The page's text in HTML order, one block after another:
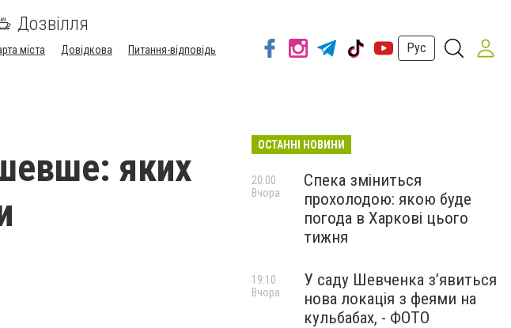
Дозвілля
міста Довідкова
Питання-відповідь
Рус
яких
ОСТАННІ НОВИНИ
Спека зміниться
прохолодою: якою буде
погода в Харкові цього
тижня
20:00
Вчора
У саду Шевченка з’явиться
нова локація з феями на
кульбабах, - ФОТО
19:10
Вчора